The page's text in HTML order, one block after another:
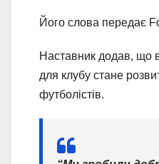
Його слова передає
Наставник додав, що
для клубу стане
футболістів.